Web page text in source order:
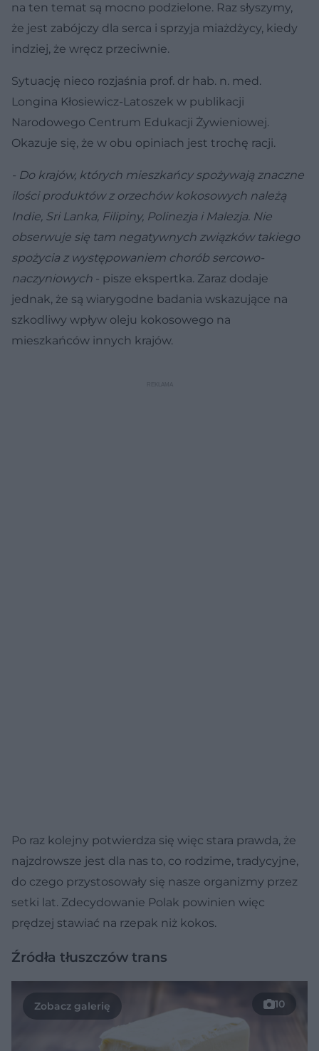
na ten temat są mocno podzielone. Raz słyszymy,
że jest zabójczy dla serca i sprzyja miażdżycy, kiedy
indziej, że wręcz przeciwnie.
Sytuację nieco rozjaśnia prof. dr hab. n. med.
Longina Kłosiewicz-Latoszek w publikacji
Narodowego Centrum Edukacji Żywieniowej.
Okazuje się, że w obu opiniach jest trochę racji.
- Do krajów, których mieszkańcy spożywają znaczne
ilości produktów z orzechów kokosowych należą
Indie, Sri Lanka, Filipiny, Polinezja i Malezja. Nie
obserwuje się tam negatywnych związków takiego
spożycia z występowaniem chorób sercowo-
naczyniowych - pisze ekspertka. Zaraz dodaje
jednak, że są wiarygodne badania wskazujące na
szkodliwy wpływ oleju kokosowego na
mieszkańców innych krajów.
Po raz kolejny potwierdza się więc stara prawda, że
najzdrowsze jest dla nas to, co rodzime, tradycyjne,
do czego przystosowały się nasze organizmy przez
setki lat. Zdecydowanie Polak powinien więc
prędzej stawiać na rzepak niż kokos.
Źródła tłuszczów trans
10